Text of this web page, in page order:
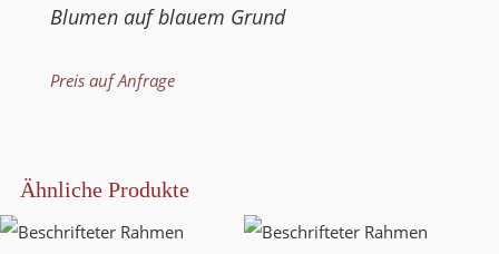
Blumen auf blauem Grund
Preis auf Anfrage
Ähnliche Produkte